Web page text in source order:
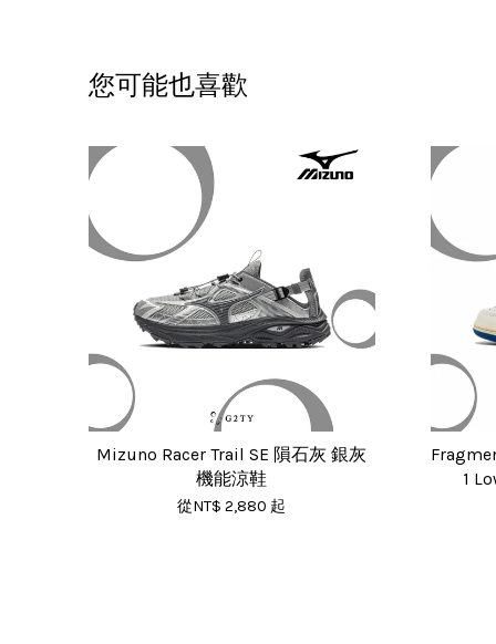
您可能也喜歡
Mizuno Racer Trail SE 隕石灰 銀灰
機能涼鞋
從NT$ 2,880 起
1